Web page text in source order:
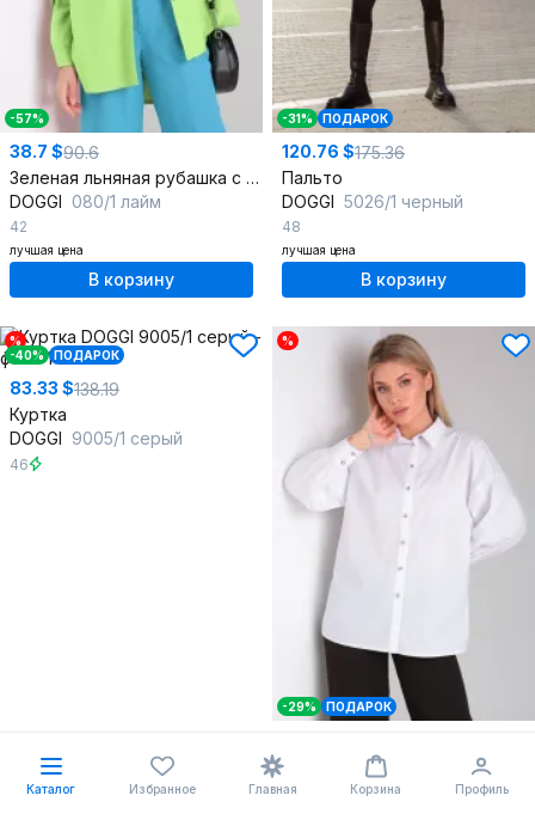
-57%
38.7 $90.6
Зеленая льняная рубашка с накладными карманами
DOGGI 080/1 лайм
42
лучшая цена
В корзину
-31% ПОДАРОК
120.76 $175.36
Пальто
DOGGI 5026/1 черный
48
лучшая цена
В корзину
%
-40%
ПОДАРОК
83.33 $138.19
Куртка
DOGGI 9005/1 серый
46
%
-29% ПОДАРОК
Рубашка
DOGGI
0178 белый
Каталог Избранное Главная Корзина Профиль